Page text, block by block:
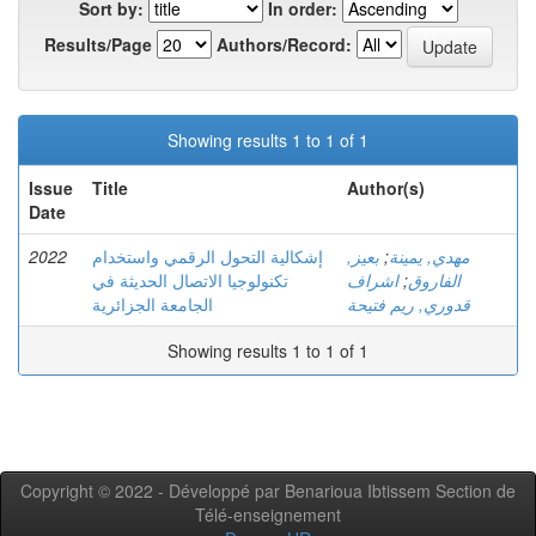
Sort by:
In order:
Results/Page
Authors/Record:
Showing results 1 to 1 of 1
Issue
Date
Title Author(s)
2022
إشكالية التحول الرقمي واستخدام
تكنولوجيا الاتصال الحديثة في
الجامعة الجزائرية
مهدي, يمينة; بعيز,
الفاروق;اشراف
قدوري, ريم فتيحة
Showing results 1 to 1 of 1
Copyright © 2022 - Développé par Benarioua Ibtissem Section de
Télé-enseignement